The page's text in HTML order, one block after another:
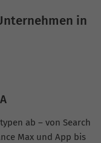
in
ab – von Search
Max und App bis